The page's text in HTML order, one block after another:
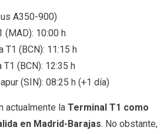
A350-900)
(MAD): 10:00 h
T1 (BCN): 11:15 h
(BCN): 12:35 h
(SIN): 08:25 h (+1 día)
actualmente la Terminal T1 como
en Madrid-Barajas. No obstante,